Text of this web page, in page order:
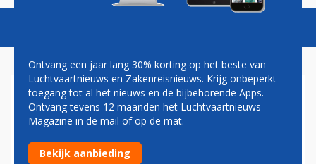
MINDER PASSAGIERS OP
ARUBA AIRPORT IN DERDE
KWARTAAL
Ontvang een jaar lang 30% korting op het beste van
Luchtvaartnieuws en Zakenreisnieuws. Krijg onbeperkt
toegang tot al het nieuws en de bijbehorende Apps.
Ontvang tevens 12 maanden het Luchtvaartnieuws
Magazine in de mail of op de mat.
Bekijk aanbieding